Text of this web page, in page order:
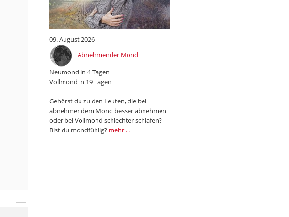
09. August 2026
Abnehmender Mond
Neumond in 4 Tagen
Vollmond in 19 Tagen
Gehörst du zu den Leuten, die bei
abnehmendem Mond besser abnehmen
oder bei Vollmond schlechter schlafen?
Bist du mondfühlig? mehr ...